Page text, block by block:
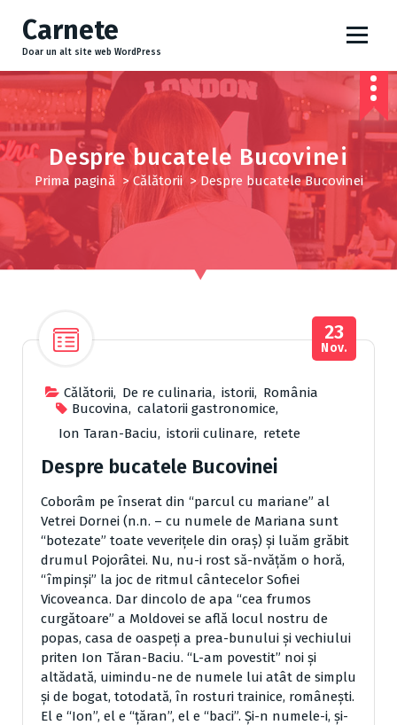
i
l
a
c
o
n
t
Carnete
Doar un alt site web WordPress
Despre bucatele Bucovinei
Prima pagină >Cǎlǎtorii> Despre bucatele Bucovinei
Cǎlǎtorii, De re culinaria, istorii, România
Bucovina, calatorii gastronomice,
Ion Taran-Baciu, istorii culinare, retete
23
Nov.
Despre bucatele Bucovinei
Coborâm pe înserat din “parcul cu mariane” al
Vetrei Dornei (n.n. – cu numele de Mariana sunt
“botezate” toate veveriţele din oraş) şi luăm grăbit
drumul Pojorâtei. Nu, nu-i rost să-nvăţăm o horă,
“împinşi” la joc de ritmul cântecelor Sofiei
Vicoveanca. Dar dincolo de apa “cea frumos
curgătoare” a Moldovei se află locul nostru de
popas, casa de oaspeţi a prea-bunului şi vechiului
priten Ion Tăran-Baciu. “L-am povestit” noi şi
altădată, uimindu-ne de numele lui atât de simplu
şi de bogat, totodată, în rosturi trainice, româneşti.
El e “Ion”, el e “ţăran”, el e “baci”. Şi-n numele-i, şi-